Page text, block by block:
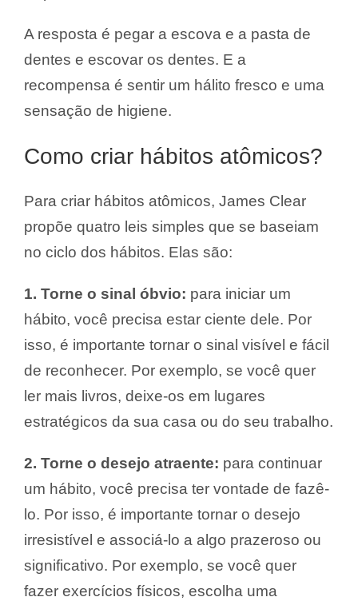
A resposta é pegar a escova e a pasta de
dentes e escovar os dentes. E a
recompensa é sentir um hálito fresco e uma
sensação de higiene.
Como criar hábitos atômicos?
Para criar hábitos atômicos, James Clear
propõe quatro leis simples que se baseiam
no ciclo dos hábitos. Elas são:
1. Torne o sinal óbvio: para iniciar um
hábito, você precisa estar ciente dele. Por
isso, é importante tornar o sinal visível e fácil
de reconhecer. Por exemplo, se você quer
ler mais livros, deixe-os em lugares
estratégicos da sua casa ou do seu trabalho.
2. Torne o desejo atraente: para continuar
um hábito, você precisa ter vontade de fazê-
lo. Por isso, é importante tornar o desejo
irresistível e associá-lo a algo prazeroso ou
significativo. Por exemplo, se você quer
fazer exercícios físicos, escolha uma